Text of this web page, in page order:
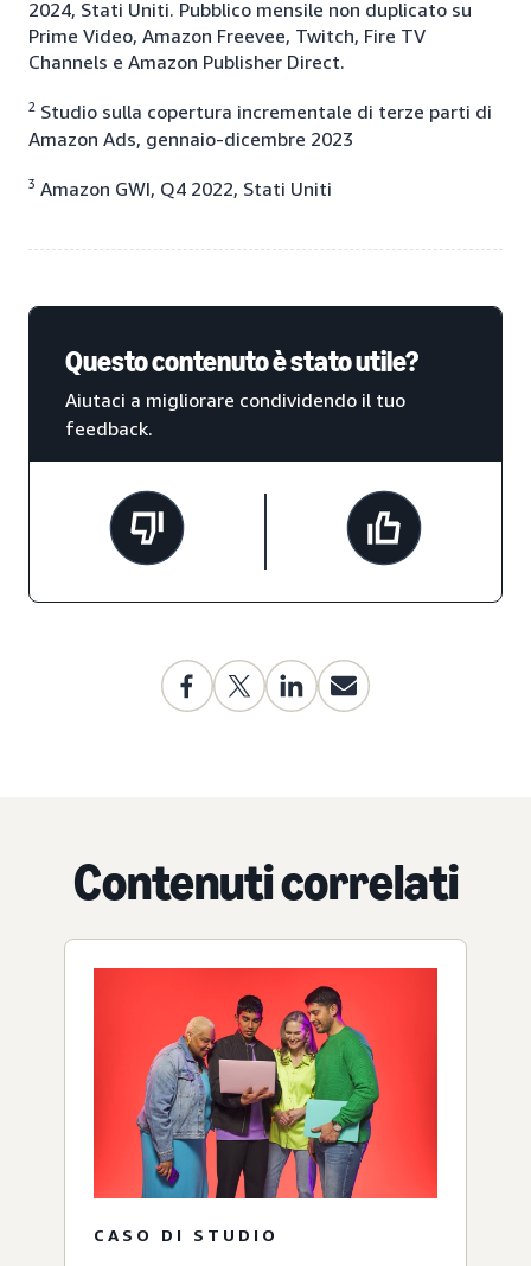
2024, Stati Uniti. Pubblico mensile non duplicato su
Prime Video, Amazon Freevee, Twitch, Fire TV
Channels e Amazon Publisher Direct.
2 Studio sulla copertura incrementale di terze parti di
Amazon Ads, gennaio-dicembre 2023
3 Amazon GWI, Q4 2022, Stati Uniti
Questo contenuto è stato utile?
Aiutaci a migliorare condividendo il tuo
feedback.
Contenuti correlati
CASO DI STUDIO